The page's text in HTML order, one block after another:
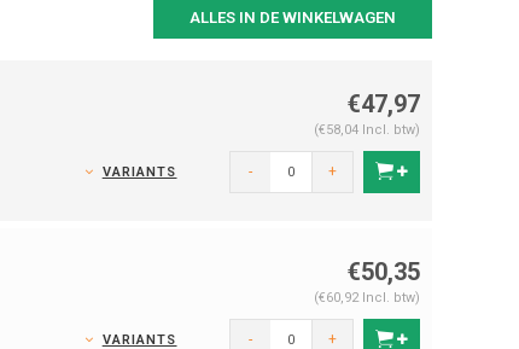
ALLES IN DE WINKELWAGEN
€47,97
(€58,04 Incl. btw)
VARIANTS - +
€50,35
(€60,92 Incl. btw)
VARIANTS - +